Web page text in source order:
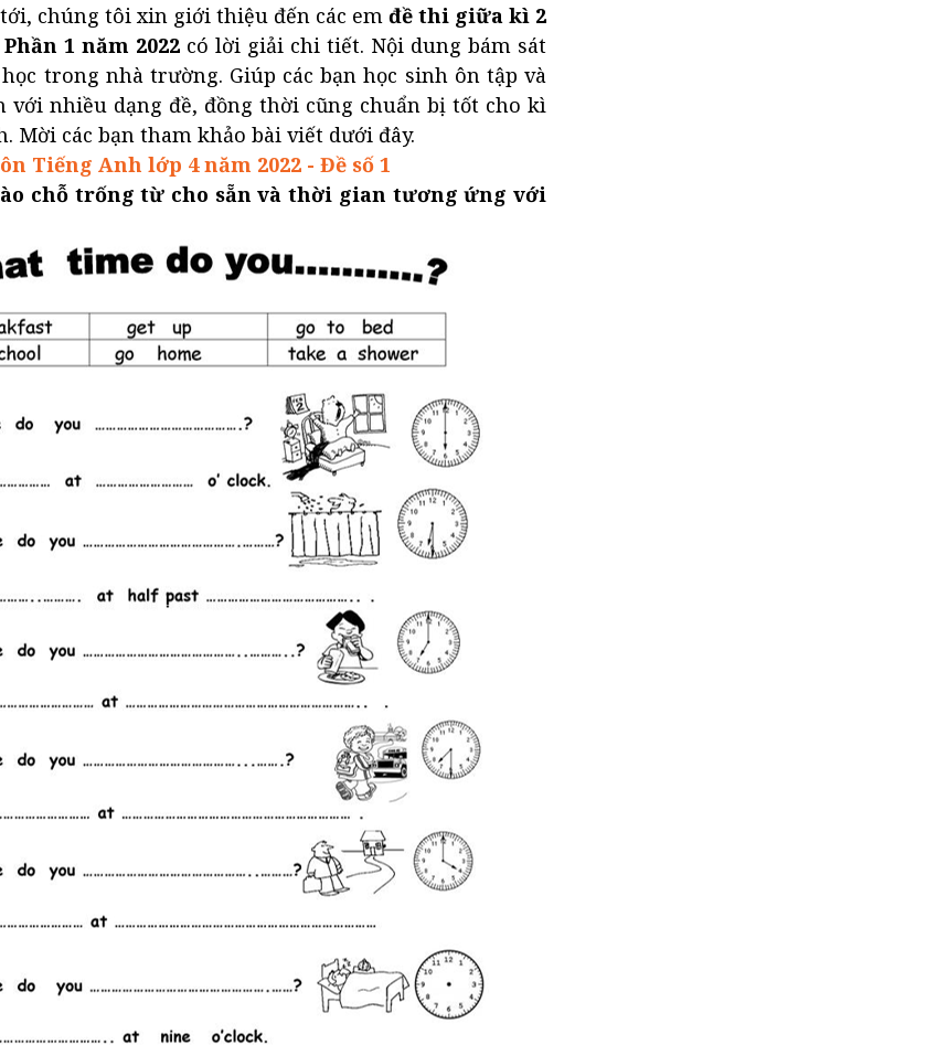
chúng tôi xin giới thiệu đến các em đề thi giữa kì 2
1 năm 2022 có lời giải chi tiết. Nội dung bám sát
trong nhà trường. Giúp các bạn học sinh ôn tập và
với nhiều dạng đề, đồng thời cũng chuẩn bị tốt cho kì
Mời các bạn tham khảo bài viết dưới đây.
Tiếng Anh lớp 4 năm 2022 - Đề số 1
chỗ trống từ cho sẵn và thời gian tương ứng với